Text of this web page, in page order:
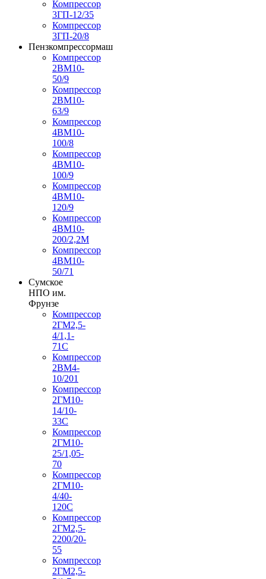
Компрессор
3ГП-12/35
Компрессор
3ГП-20/8
Пензкомпрессормаш
Компрессор
2ВМ10-
50/9
Компрессор
2ВМ10-
63/9
Компрессор
4ВМ10-
100/8
Компрессор
4ВМ10-
100/9
Компрессор
4ВМ10-
120/9
Компрессор
4ВМ10-
200/2,2М
Компрессор
4ВМ10-
50/71
Сумское
НПО им.
Фрунзе
Компрессор
2ГМ2,5-
4/1,1-
71С
Компрессор
2ВМ4-
10/201
Компрессор
2ГМ10-
14/10-
33С
Компрессор
2ГМ10-
25/1,05-
70
Компрессор
2ГМ10-
4/40-
120С
Компрессор
2ГМ2,5-
2200/20-
55
Компрессор
2ГМ2,5-